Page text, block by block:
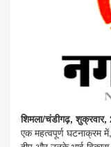
शिमला/चंडीगढ़,
एक महत्वपूर्ण घटनाक्रम